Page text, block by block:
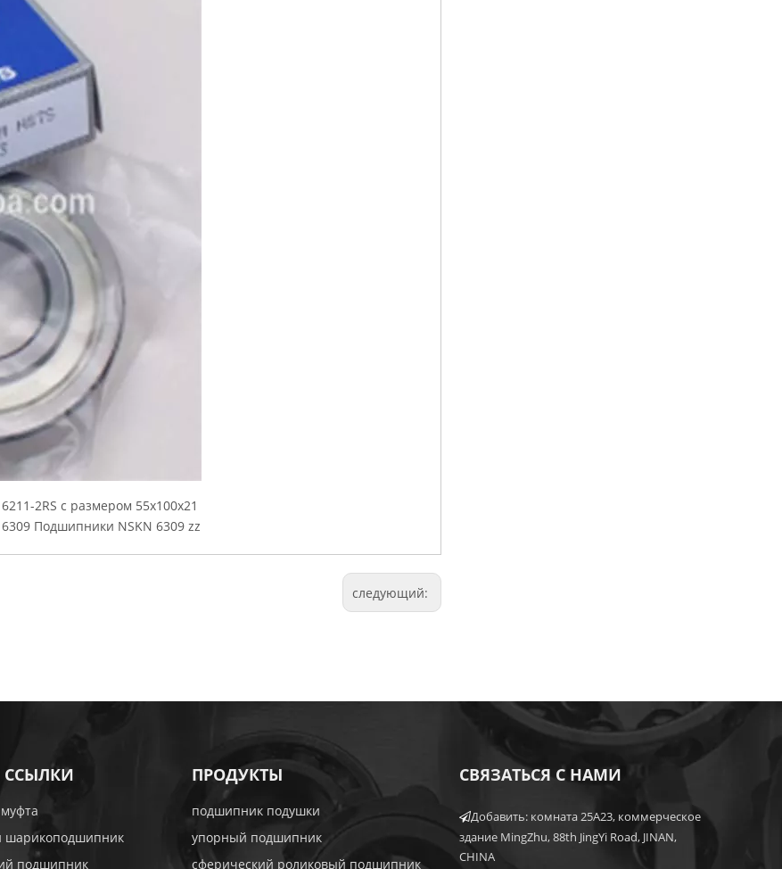
2RS с размером 55x100x21
Подшипники NSKN 6309 zz
следующий:
ССЫЛКИ
шарикоподшипник
подшипник
ПРОДУКТЫ
подшипник подушки
упорный подшипник
сферический роликовый подшипник
СВЯЗАТЬСЯ С НАМИ
Добавить: комната 25A23, коммерческое
здание MingZhu, 88th JingYi Road, JINAN,
CHINA